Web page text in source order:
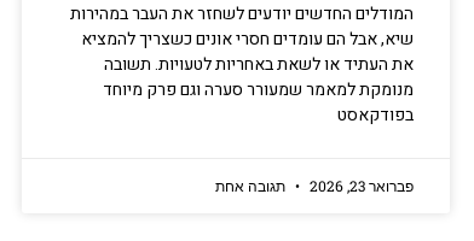
המודלים החדשים יודעים לשחזר את העבר במהירות
שיא, אבל הם עומדים חסרי אונים כשצריך להמציא
את העתיד או לשאת באחריות לטעויות. תשובה
מנומקת למאמר שמעורר סערה וגם פרק מיוחד
בפודקאסט
פברואר 23, 2026 תגובה אחת